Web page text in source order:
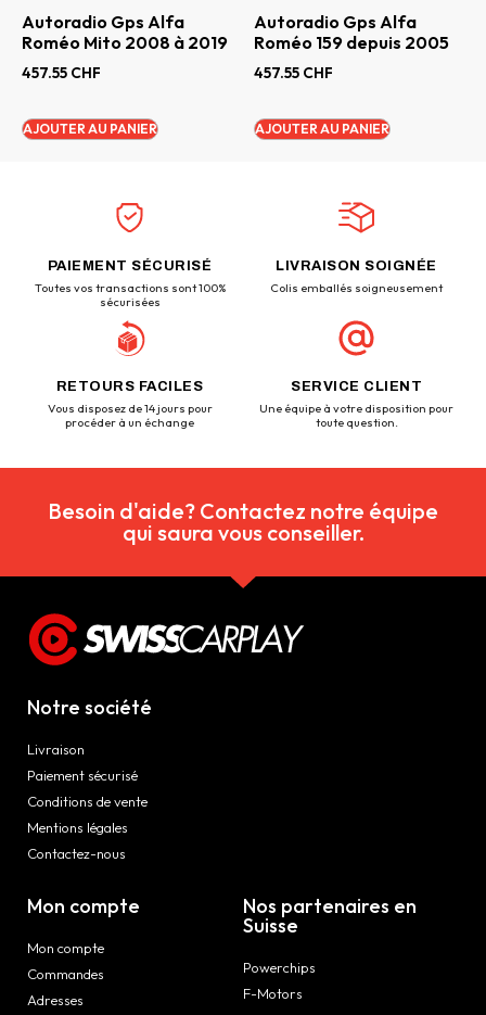
Autoradio Gps Alfa
Roméo Mito 2008 à 2019
457.55 CHF
AJOUTER AU PANIER
Autoradio Gps Alfa
Roméo 159 depuis 2005
457.55 CHF
AJOUTER AU PANIER
PAIEMENT SÉCURISÉ
Toutes vos transactions sont 100%
sécurisées
LIVRAISON SOIGNÉE
Colis emballés soigneusement
RETOURS FACILES
Vous disposez de 14 jours pour
procéder à un échange
SERVICE CLIENT
Une équipe à votre disposition pour
toute question.
Besoin d'aide? Contactez notre équipe
qui saura vous conseiller.
Notre société
Livraison
Paiement sécurisé
Conditions de vente
Mentions légales
Contactez-nous
Mon compte
Mon compte
Commandes
Adresses
Nos partenaires en
Suisse
Powerchips
F-Motors